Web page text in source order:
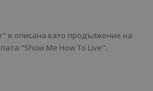
е описана като продължение на
"Show Me How To Live".